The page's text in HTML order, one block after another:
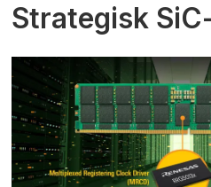
Strategisk